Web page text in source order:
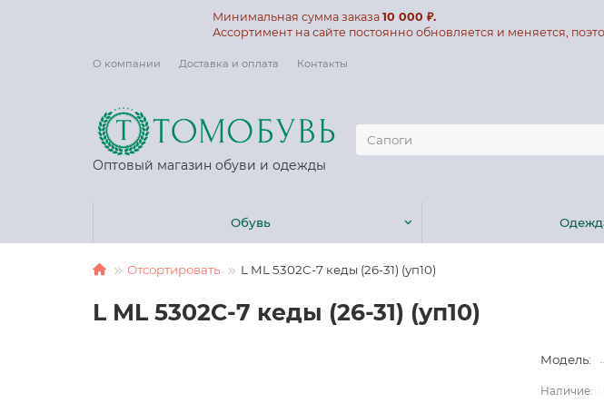
Минимальная сумма заказа 10 000 ₽.
Ассортимент на сайте постоянно обновляется и меняется,
О компании Доставка и оплата Контакты
Оптовый магазин обуви и одежды
Обувь
Отсортировать L ML 5302C-7 кеды (26-31) (уп10)
L ML 5302C-7 кеды (26-31) (уп10)
Модель: